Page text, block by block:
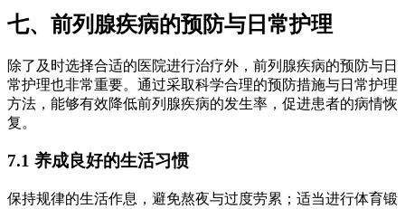
七、前列腺疾病的预防与日常护理
除了及时选择合适的医院进行治疗外，前列腺疾病的预防与日
常护理也非常重要。通过采取科学合理的预防措施与日常护理
方法，能够有效降低前列腺疾病的发生率，促进患者的病情恢
复。
7.1 养成良好的生活习惯
保持规律的生活作息，避免熬夜与过度劳累；适当进行体育锻